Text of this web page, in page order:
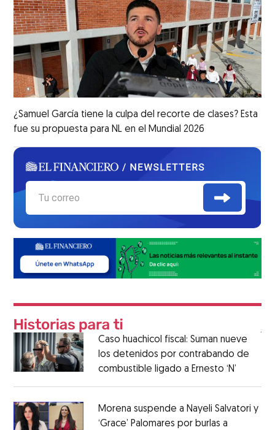
¿Samuel García tiene la culpa del recorte de clases? Esta
fue su propuesta para NL en el Mundial 2026
Caso huachicol fiscal: Suman nueve
los detenidos por contrabando de
combustible ligado a Ernesto ‘N’
Morena suspende a Nayeli Salvatori y
‘Grace’ Palomares por burlas a